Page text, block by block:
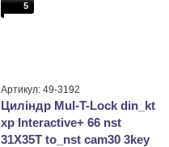
5
Артикул: 49-3192
Циліндр Mul-T-Lock din_kt
xp Interactive+ 66 nst
31X35T to_nst cam30 3key